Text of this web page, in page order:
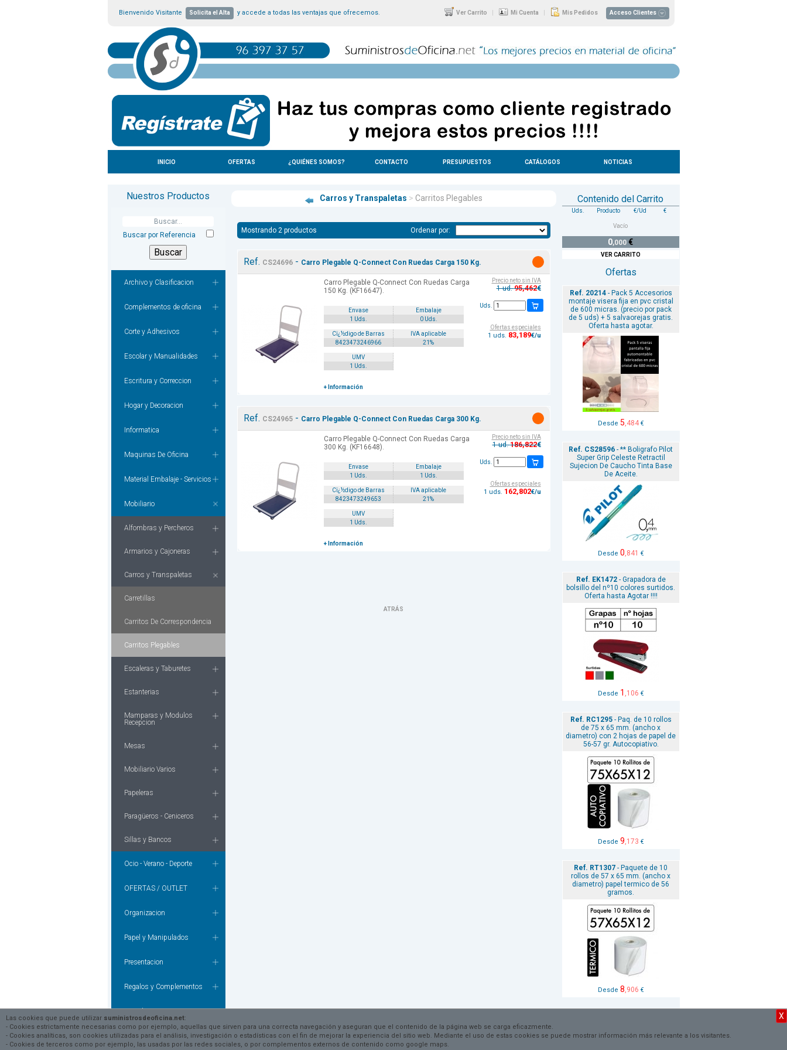
X
Las cookies que puede utilizar suministrosdeoficina.net:
- Cookies estrictamente necesarias como por ejemplo, aquellas que sirven para una correcta navegación y aseguran que el contenido de la página web se carga eficazmente.
- Cookies analíticas, son cookies utilizadas para el análisis, investigación o estadísticas con el fin de mejorar la experiencia del sitio web. Mediante el uso de estas cookies se puede mostrar información más relevante a los visitantes.
- Cookies de terceros como por ejemplo, las usadas por las redes sociales, o por complementos externos de contenido como google maps.
Bienvenido Visitante Solicita el Alta y accede a todas las ventajas que ofrecemos. Ver Carrito | Mi Cuenta | Mis Pedidos Acceso Clientes
INICIO OFERTAS ¿QUIÉNES SOMOS? CONTACTO PRESUPUESTOS CATÁLOGOS NOTICIAS
Nuestros Productos
Buscar por Referencia
Archivo y Clasificacion
Complementos de oficina
Corte y Adhesivos
Escolar y Manualidades
Escritura y Correccion
Hogar y Decoracion
Informatica
Maquinas De Oficina
Material Embalaje - Servicios
Mobiliario
Alfombras y Percheros
Armarios y Cajoneras
Carros y Transpaletas
Carretillas
Carritos De Correspondencia
Carritos Plegables
Escaleras y Taburetes
Estanterias
Mamparas y Modulos
Recepcion
Mesas
Mobiliario Varios
Papeleras
Paragüeros - Ceniceros
Sillas y Bancos
Ocio - Verano - Deporte
OFERTAS / OUTLET
Organizacion
Papel y Manipulados
Presentacion
Regalos y Complementos
Tecnologia
Textil - Prevencion - Bricolaje
Carros y Transpaletas > Carritos Plegables
Mostrando 2 productos Ordenar por:
Ref. CS24696- Carro Plegable Q-Connect Con Ruedas Carga 150 Kg.
Carro Plegable Q-Connect Con Ruedas Carga
150 Kg. (KF16647).
Envase
Embalaje
1 Uds.
0 Uds.
Cï¿½digo de Barras
IVA aplicable
8423473246966
21%
UMV
1 Uds.
+ Información
Precio neto sin IVA
1 ud.95,462€
Uds.
Ofertas especiales
1 uds. 83,189€/u
Ref. CS24965- Carro Plegable Q-Connect Con Ruedas Carga 300 Kg.
Carro Plegable Q-Connect Con Ruedas Carga
300 Kg. (KF16648).
Envase
Embalaje
1 Uds.
1 Uds.
Cï¿½digo de Barras
IVA aplicable
8423473249653
21%
UMV
1 Uds.
+ Información
Precio neto sin IVA
1 ud.186,822€
Uds.
Ofertas especiales
1 uds. 162,802€/u
ATRÁS
Contenido del Carrito
Uds. Producto €/Ud €
Vacío
0,000 €
VER CARRITO
Ofertas
Ref. 20214- Pack 5 Accesorios
montaje visera fija en pvc cristal
de 600 micras. (precio por pack
de 5 uds) + 5 salvaorejas gratis.
Oferta hasta agotar.
Desde 5,484€
Ref. CS28596 - ** Boligrafo Pilot
Super Grip Celeste Retractil
Sujecion De Caucho Tinta Base
De Aceite.
Desde 0,841 €
Ref. EK1472- Grapadora de
bolsillo del nº10 colores surtidos.
Oferta hasta Agotar !!!!
Desde 1 ,106 €
Ref. RC1295- Paq. de 10 rollos
de 75 x 65 mm. (ancho x
diametro) con 2 hojas de papel de
56-57 gr. Autocopiativo.
Desde 9,173 €
Ref. RT1307 - Paquete de 10
rollos de 57 x 65 mm. (ancho x
diametro) papel termico de 56
gramos.
Desde 8,906 €